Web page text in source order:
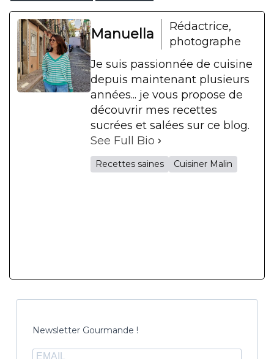
Manuella
Rédactrice,
photographe
Je suis passionnée de cuisine
depuis maintenant plusieurs
années... je vous propose de
découvrir mes recettes
sucrées et salées sur ce blog.
See Full Bio
Recettes saines Cuisiner Malin
Newsletter Gourmande !